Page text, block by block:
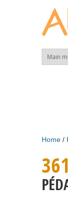
Home
361